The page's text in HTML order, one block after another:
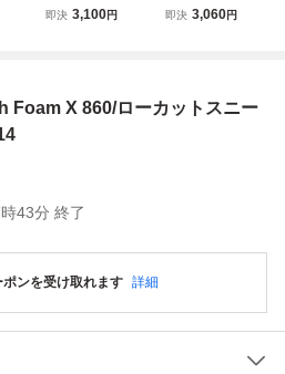
ー
ローカットスニー
即決 3,100円
ローカットスニー
即決 3,060円
X 860/ローカットスニー
43分 終了
ンを受け取れます 詳細